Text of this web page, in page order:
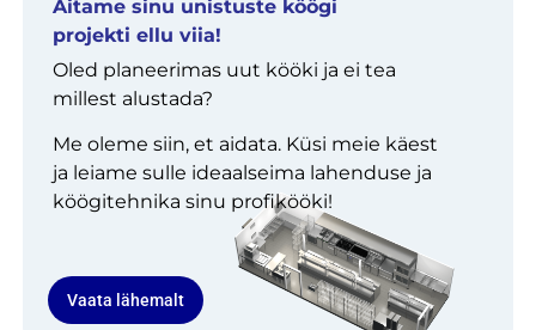
Aitame sinu unistuste köögi
projekti ellu viia!
Oled planeerimas uut kööki ja ei tea
millest alustada?
Me oleme siin, et aidata. Küsi meie käest
ja leiame sulle ideaalseima lahenduse ja
köögitehnika sinu profikööki!
Vaata lähemalt